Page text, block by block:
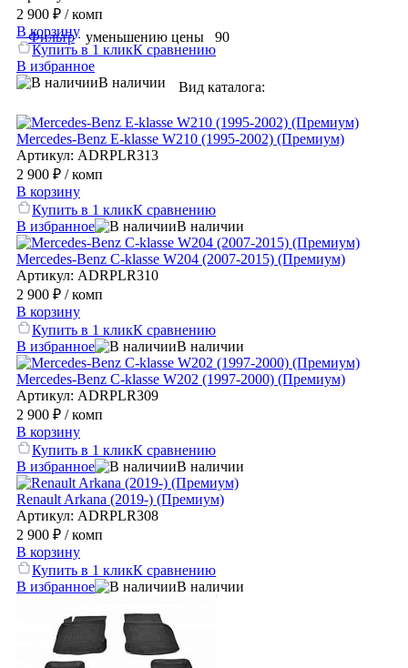
Фильтр уменьшению цены 90
Вид каталога:
2 900 ₽ / комп
В корзину
Купить в 1 кликК сравнению
В избранное
В наличии
Mercedes-Benz E-klasse W210 (1995-2002) (Премиум)
Артикул: ADRPLR313
2 900 ₽ / комп
В корзину
Купить в 1 кликК сравнению
В избранное
В наличии
Mercedes-Benz C-klasse W204 (2007-2015) (Премиум)
Артикул: ADRPLR310
2 900 ₽ / комп
В корзину
Купить в 1 кликК сравнению
В избранное
В наличии
Mercedes-Benz C-klasse W202 (1997-2000) (Премиум)
Артикул: ADRPLR309
2 900 ₽ / комп
В корзину
Купить в 1 кликК сравнению
В избранное
В наличии
Renault Arkana (2019-) (Премиум)
Артикул: ADRPLR308
2 900 ₽ / комп
В корзину
Купить в 1 кликК сравнению
В избранное
В наличии